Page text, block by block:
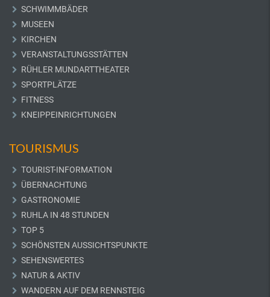
SCHWIMMBÄDER
MUSEEN
KIRCHEN
VERANSTALTUNGSSTÄTTEN
RÜHLER MUNDARTTHEATER
SPORTPLÄTZE
FITNESS
KNEIPPEINRICHTUNGEN
TOURISMUS
TOURIST-INFORMATION
ÜBERNACHTUNG
GASTRONOMIE
RUHLA IN 48 STUNDEN
TOP 5
SCHÖNSTEN AUSSICHTSPUNKTE
SEHENSWERTES
NATUR & AKTIV
WANDERN AUF DEM RENNSTEIG